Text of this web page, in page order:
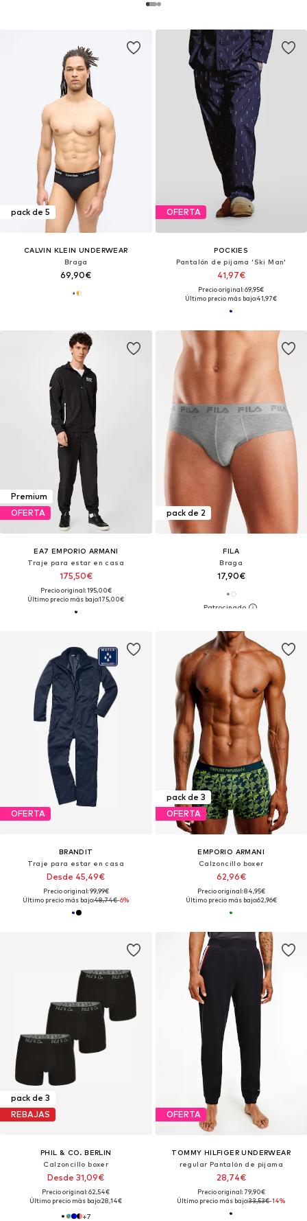
pack de 5
CALVIN KLEIN UNDERWEAR
Braga
69,90€
OFERTA
POCKIES
Pantalón de pijama 'Ski Man'
41,97€
Precio original: 69,95€
Último precio más bajo:41,97€
Premium
OFERTA
EA7 EMPORIO ARMANI
Traje para estar en casa
175,50€
Precio original: 195,00€
Último precio más bajo:175,00€
pack de 2
FILA
Braga
17,90€
OFERTA
BRANDIT
Traje para estar en casa
Desde 45,49€
Precio original: 99,99€
Último precio más bajo:48,74€-6%
pack de 3
OFERTA
EMPORIO ARMANI
Calzoncillo boxer
62,96€
Precio original: 84,95€
Último precio más bajo:62,96€
pack de 3
REBAJAS
PHIL & CO. BERLIN
Calzoncillo boxer
Desde 31,09€
Precio original: 62,54€
Último precio más bajo:28,14€
+7
OFERTA
TOMMY HILFIGER UNDERWEAR
regular Pantalón de pijama
28,74€
Precio original: 79,90€
Último precio más bajo:33,53€-14%